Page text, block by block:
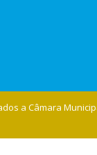
a Câmara